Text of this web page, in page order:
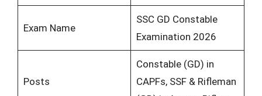
Exam Name
SSC GD Constable
Examination 2026
Posts
Constable (GD) in
CAPFs, SSF & Rifleman